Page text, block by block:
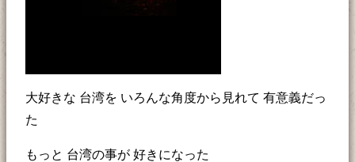
大好きな 台湾を いろんな角度から見れて 有意義だっ
た
もっと 台湾の事が 好きになった